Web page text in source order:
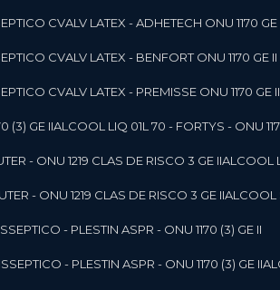
CVALV LATEX - ADHETECH ONU 1170 GE
CVALV LATEX - BENFORT ONU 1170 GE II
CVALV LATEX - PREMISSE ONU 1170 GE II
(3) GE II ALCOOL LIQ 01L 70 - FORTYS - ONU
- ONU 1219 CLAS DE RISCO 3 GE II
- ONU 1219 CLAS DE RISCO 3 GE II
- PLESTIN ASPR - ONU 1170 (3) GE II
- PLESTIN ASPR - ONU 1170 (3) GE II